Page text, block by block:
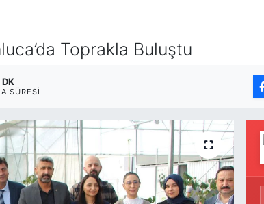
Toprakla Buluştu
DK
SÜRESI